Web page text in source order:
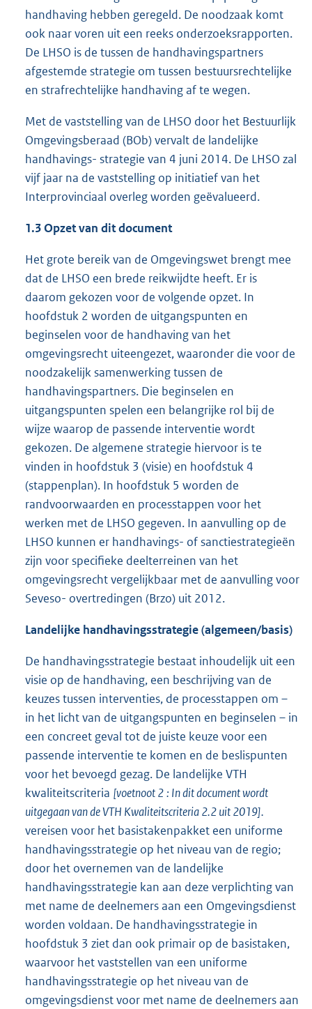
handhaving hebben geregeld. De noodzaak komt
ook naar voren uit een reeks onderzoeksrapporten.
De LHSO is de tussen de handhavingspartners
afgestemde strategie om tussen bestuursrechtelijke
en strafrechtelijke handhaving af te wegen.
Met de vaststelling van de LHSO door het Bestuurlijk
Omgevingsberaad (BOb) vervalt de landelijke
handhavings- strategie van 4 juni 2014. De LHSO zal
vijf jaar na de vaststelling op initiatief van het
Interprovinciaal overleg worden geëvalueerd.
1.3 Opzet van dit document
Het grote bereik van de Omgevingswet brengt mee
dat de LHSO een brede reikwijdte heeft. Er is
daarom gekozen voor de volgende opzet. In
hoofdstuk 2 worden de uitgangspunten en
beginselen voor de handhaving van het
omgevingsrecht uiteengezet, waaronder die voor de
noodzakelijk samenwerking tussen de
handhavingspartners. Die beginselen en
uitgangspunten spelen een belangrijke rol bij de
wijze waarop de passende interventie wordt
gekozen. De algemene strategie hiervoor is te
vinden in hoofdstuk 3 (visie) en hoofdstuk 4
(stappenplan). In hoofdstuk 5 worden de
randvoorwaarden en processtappen voor het
werken met de LHSO gegeven. In aanvulling op de
LHSO kunnen er handhavings- of sanctiestrategieën
zijn voor specifieke deelterreinen van het
omgevingsrecht vergelijkbaar met de aanvulling voor
Seveso- overtredingen (Brzo) uit 2012.
Landelijke handhavingsstrategie (algemeen/basis)
De handhavingsstrategie bestaat inhoudelijk uit een
visie op de handhaving, een beschrijving van de
keuzes tussen interventies, de processtappen om –
in het licht van de uitgangspunten en beginselen – in
een concreet geval tot de juiste keuze voor een
passende interventie te komen en de beslispunten
voor het bevoegd gezag. De landelijke VTH
kwaliteitscriteria [voetnoot2: In dit document wordt
uitgegaan van de VTH Kwaliteitscriteria 2.2 uit 2019].
vereisen voor het basistakenpakket een uniforme
handhavingsstrategie op het niveau van de regio;
door het overnemen van de landelijke
handhavingsstrategie kan aan deze verplichting van
met name de deelnemers aan een Omgevingsdienst
worden voldaan. De handhavingsstrategie in
hoofdstuk 3 ziet dan ook primair op de basistaken,
waarvoor het vaststellen van een uniforme
handhavingsstrategie op het niveau van de
omgevingsdienst voor met name de deelnemers aan